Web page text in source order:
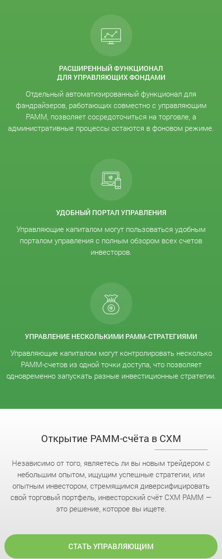
РАСШИРЕННЫЙ ФУНКЦИОНАЛ
ДЛЯ УПРАВЛЯЮЩИХ ФОНДАМИ
Отдельный автоматизированный функционал для
фандрайзеров, работающих совместно с управляющим
PAMM, позволяет сосредоточиться на торговле, а
административные процессы остаются в фоновом режиме.
УДОБНЫЙ ПОРТАЛ УПРАВЛЕНИЯ
Управляющие капиталом могут пользоваться удобным
порталом управления с полным обзором всех счетов
инвесторов.
УПРАВЛЕНИЕ НЕСКОЛЬКИМИ PAMM-СТРАТЕГИЯМИ
Управляющие капиталом могут контролировать несколько
PAMM-счетов из одной точки доступа, что позволяет
одновременно запускать разные инвестиционные стратегии.
Открытие PAMM-счёта в CXM
Независимо от того, являетесь ли вы новым трейдером с
небольшим опытом, ищущим успешные стратегии, или
опытным инвестором, стремящимся диверсифицировать
свой торговый портфель, инвесторский счёт CXM PAMM —
это решение, которое вы ищете.
СТАТЬ УПРАВЛЯЮЩИМ